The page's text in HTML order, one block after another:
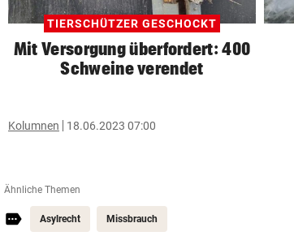
TIERSCHÜTZER GESCHOCKT
Mit Versorgung überfordert: 400
Schweine verendet
Kolumnen 18.06.2023 07:00
Ähnliche Themen
Asylrecht Missbrauch